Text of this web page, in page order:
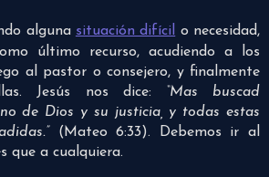
alguna situación difícil o necesidad,
último recurso, acudiendo a los
al pastor o consejero, y finalmente
Jesús nos dice:
“Mas buscad
de Dios y su justicia, y todas estas
(Mateo 6:33). Debemos ir al
que a cualquiera.